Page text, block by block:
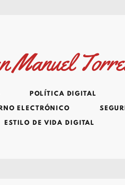
Manuel
POLÍTICA DIGITAL
ELECTRÓNICO
ESTILO DE VIDA DIGITAL